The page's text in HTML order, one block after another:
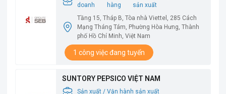
doanh
hàng
sản xuất
Tầng 15, Tháp B, Tòa nhà Viettel, 285 Cách
Mạng Tháng Tám, Phường Hòa Hưng, Thành
phố Hồ Chí Minh, Việt Nam
1 công việc đang tuyển
SUNTORY PEPSICO VIỆT NAM
Sản xuất / Vận hành sản xuất